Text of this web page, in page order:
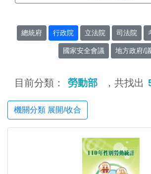
總統府 行政院 立法院 司法院
國家安全會議 地方政府/
目前分類： 勞動部 ，共找出
機關分類 展開/收合